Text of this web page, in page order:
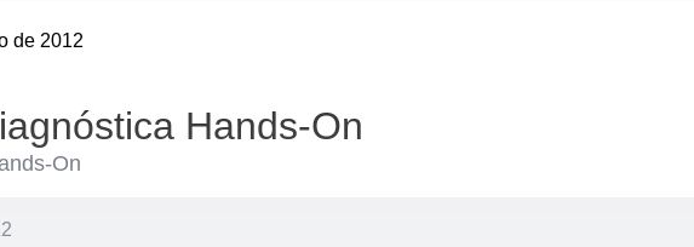
de 2012
Hands-On
On